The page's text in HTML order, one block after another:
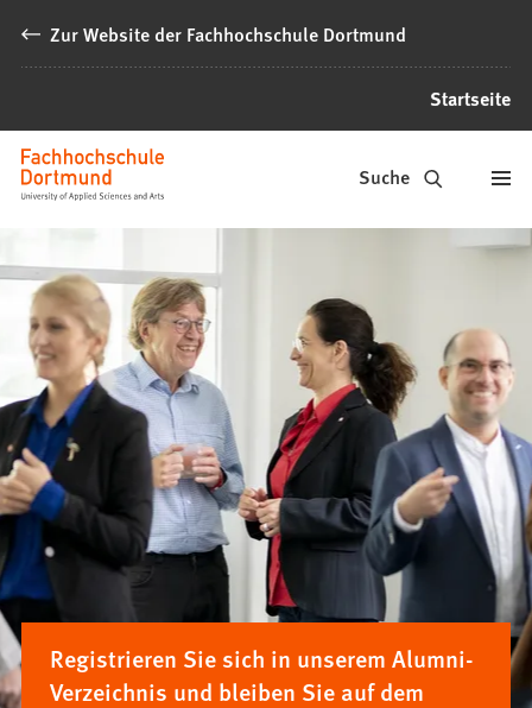
Inhalt anspringen
Zur Website der Fachhochschule Dortmund
Startseite
Alumni
Fachhochschule
Suche
Registrieren Sie sich in unserem Alumni-
Verzeichnis und bleiben Sie auf dem